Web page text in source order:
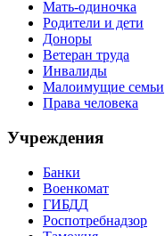
Мать-одиночка
Родители и дети
Доноры
Ветеран труда
Инвалиды
Малоимущие семьи
Права человека
Учреждения
Банки
Военкомат
ГИБДД
Роспотребнадзор